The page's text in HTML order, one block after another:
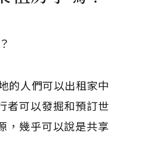
的人們可以出租家中
者可以發掘和預訂世
，幾乎可以說是共享